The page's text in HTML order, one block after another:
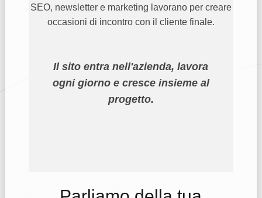
SEO, newsletter e marketing lavorano per creare
occasioni di incontro con il cliente finale.
Il sito entra nell'azienda, lavora
ogni giorno e cresce insieme al
progetto.